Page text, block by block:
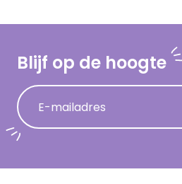
Blijf op de hoogte
E-mailadres